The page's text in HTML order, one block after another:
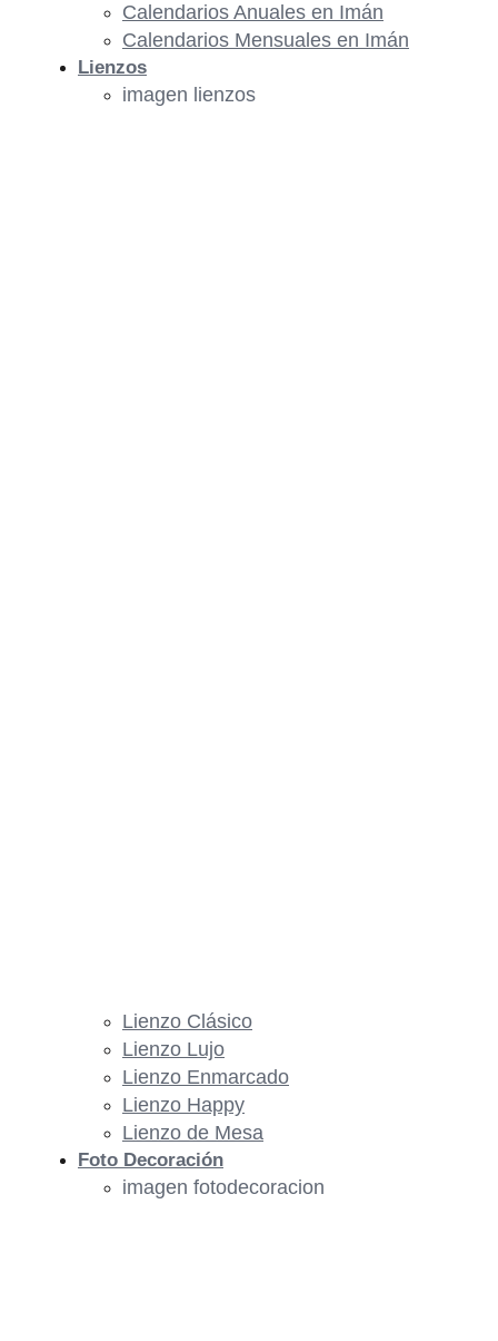
Calendarios Anuales en Imán
Calendarios Mensuales en Imán
Lienzos
imagen lienzos
Lienzo Clásico
Lienzo Lujo
Lienzo Enmarcado
Lienzo Happy
Lienzo de Mesa
Foto Decoración
imagen fotodecoracion